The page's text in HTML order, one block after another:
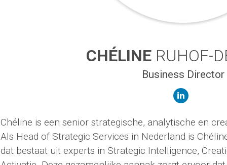
CHÉLINE RUHOF-
Business Director
linkedin
Chéline is een senior strategische, analytische en
Als Head of Strategic Services in Nederland is
dat bestaat uit experts in Strategic Intelligence,